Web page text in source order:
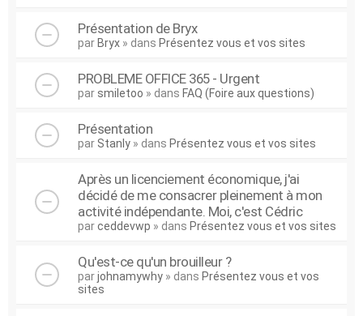
Présentation de Bryx
par Bryx » dans Présentez vous et vos sites
PROBLEME OFFICE 365 - Urgent
par smiletoo » dans FAQ (Foire aux questions)
Présentation
par Stanly » dans Présentez vous et vos sites
Après un licenciement économique, j'ai
décidé de me consacrer pleinement à mon
activité indépendante. Moi, c'est Cédric
parceddevwp » dans Présentez vous et vos sites
Qu'est-ce qu'un brouilleur ?
parjohnamywhy » dans Présentez vous et vos
sites